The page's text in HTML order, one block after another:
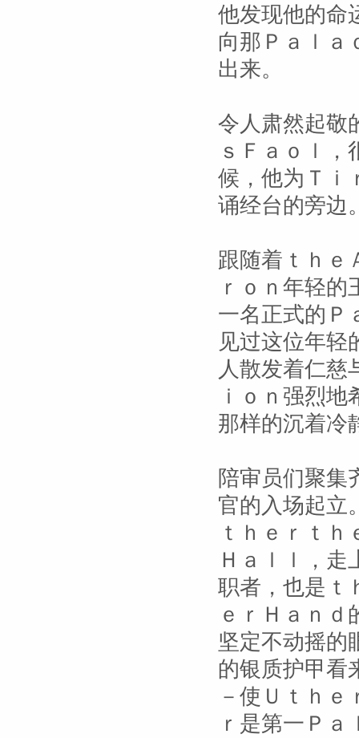
他发现他的命
向那Ｐａｌａ
出来。
令人肃然起敬
ｓＦａｏｌ
候，他为Ｔｉ
诵经台的旁边
跟随着ｔｈｅ
ｒｏｎ年轻
一名正式的Ｐ
见过这位年轻
人散发着仁慈
ｉｏｎ强烈
那样的沉着冷
陪审员们聚集
官的入场起立
ｔｈｅｒｔ
Ｈａｌｌ，
职者，也是ｔ
ｅｒＨａｎ
坚定不动摇的
的银质护甲看
－使Ｕｔｈ
ｒ是第一Ｐ